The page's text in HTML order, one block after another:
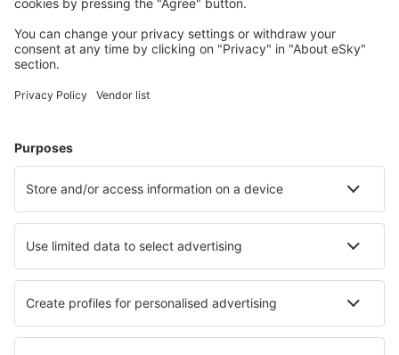
Vliegtickets
Verblijf
Vlucht+hotel
Hotels
Transfers
Attracties